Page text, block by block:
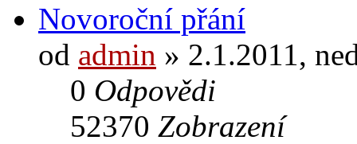
Novoroční přání
od admin » 2.1.2011,
0 Odpovědi
52370 Zobrazení